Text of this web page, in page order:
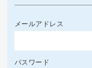
メールアドレス
パスワード